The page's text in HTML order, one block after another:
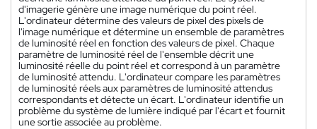
d'imagerie génère une image numérique du point réel.
L'ordinateur détermine des valeurs de pixel des pixels de
l'image numérique et détermine un ensemble de paramètres
de luminosité réel en fonction des valeurs de pixel. Chaque
paramètre de luminosité réel de l'ensemble décrit une
luminosité réelle du point réel et correspond à un paramètre
de luminosité attendu. L'ordinateur compare les paramètres
de luminosité réels aux paramètres de luminosité attendus
correspondants et détecte un écart. L'ordinateur identifie un
problème du système de lumière indiqué par l'écart et fournit
une sortie associée au problème.